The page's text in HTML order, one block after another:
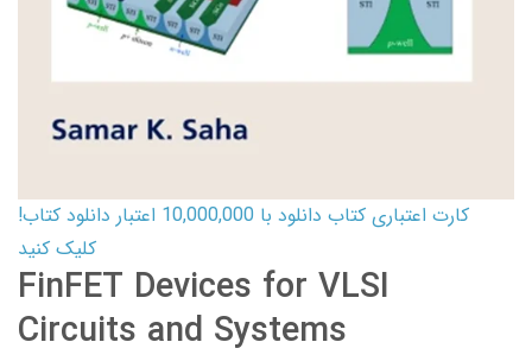
کارت اعتباری کتاب دانلود با 10,000,000 اعتبار دانلود کتاب!
کلیک کنید
FinFET Devices for VLSI
Circuits and Systems